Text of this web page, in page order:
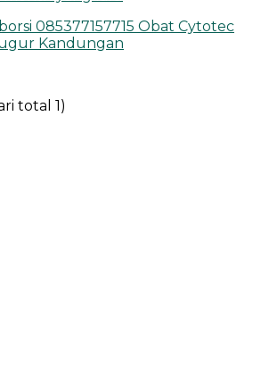
085377157715 Obat Cytotec
Kandungan
total 1)